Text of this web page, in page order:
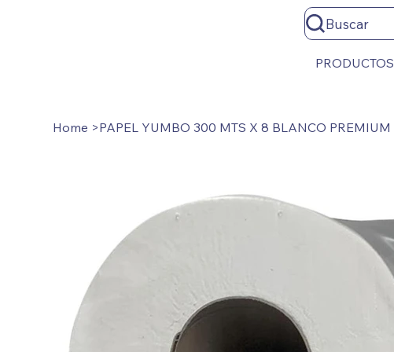
Buscar
PRODUCTOS
Home >PAPEL YUMBO 300 MTS X 8 BLANCO PREMIUM